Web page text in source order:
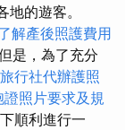
的遊客。
解產後照護費用
是，為了充分
旅行社代辦護照
證照片要求及規
順利進行一